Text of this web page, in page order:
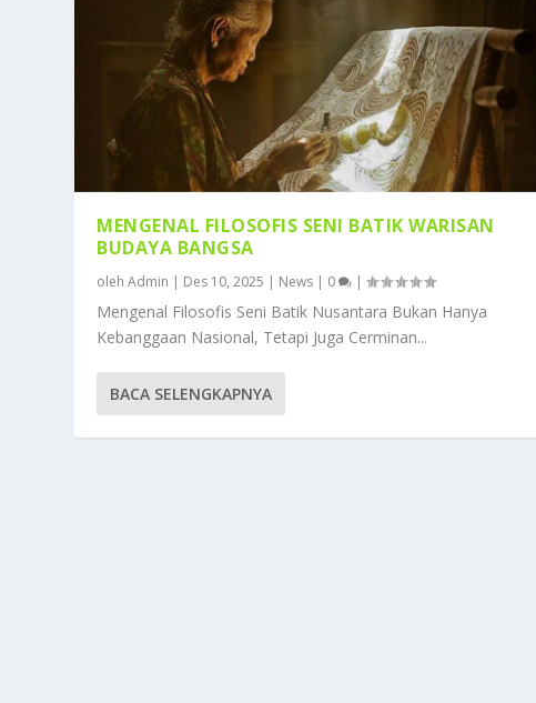
MENGENAL FILOSOFIS SENI BATIK WARISAN
BUDAYA BANGSA
olehAdmin | Des 10, 2025 | News | 0 |
Mengenal Filosofis Seni Batik Nusantara Bukan Hanya
Kebanggaan Nasional, Tetapi Juga Cerminan...
BACA SELENGKAPNYA